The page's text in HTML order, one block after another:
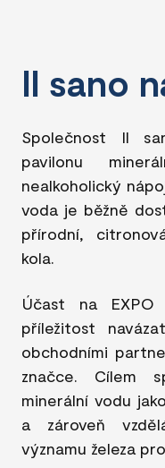
Il sano
Společnost Il
pavilonu
nealkoholický
voda je běžně
přírodní,
kola.
Účast na
příležitost
obchodními
značce. Cílem
minerální vodu
a zároveň
významu železa